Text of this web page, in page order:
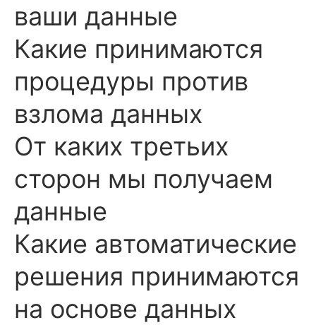
ваши данные
Какие принимаются
процедуры против
взлома данных
От каких третьих
сторон мы получаем
данные
Какие автоматические
решения принимаются
на основе данных